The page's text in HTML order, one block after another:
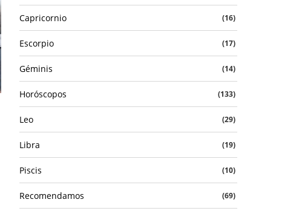
Capricornio (16)
Escorpio (17)
Géminis (14)
Horóscopos (133)
Leo (29)
Libra (19)
Piscis (10)
Recomendamos (69)